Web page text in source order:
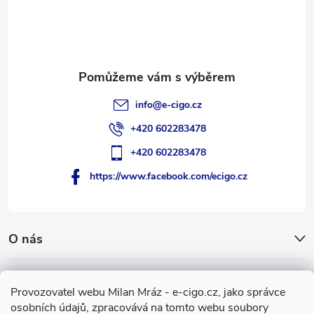
Provozovatel webu Milan Mráz - e-cigo.cz, jako správce
osobních údajů, zpracovává na tomto webu soubory
O nás
info@e-cigo.cz
+420 602283478
+420 602283478
https://www.facebook.com/ecigo.cz